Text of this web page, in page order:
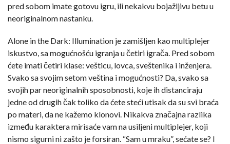
pred sobom imate gotovu igru, ili nekakvu bojažljivu betu u
neoriginalnom nastanku.
Alone in the Dark: Illumination je zamišljen kao multiplejer
iskustvo, sa mogućnošću igranja u četiri igrača. Pred sobom
ćete imati četiri klase: vešticu, lovca, sveštenika i inženjera.
Svako sa svojim setom veština i mogućnosti? Da, svako sa
svojih par neoriginalnih sposobnosti, koje ih distanciraju
jedne od drugih čak toliko da ćete steći utisak da su svi braća
po materi, da ne kažemo klonovi. Nikakva značajna razlika
između karaktera mirisaće vam na usiljeni multiplejer, koji
nismo sigurni ni zašto je forsiran. “Sam u mraku”, sećate se? I